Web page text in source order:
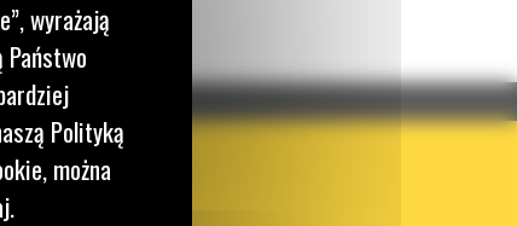
KRAJ
BM POLSKA
wyrażają
Polityką
można